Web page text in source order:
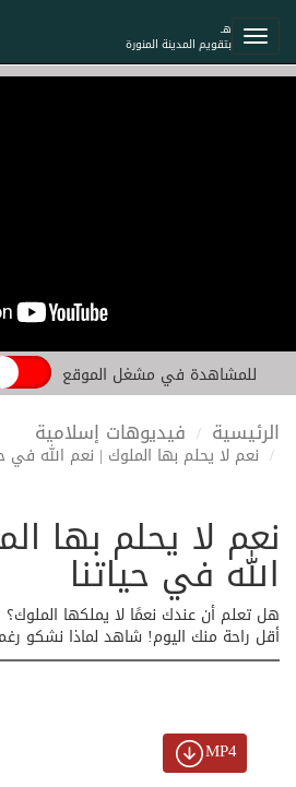
هـ
بتقويم المدينة المنورة
للمشاهدة في مشغل الموقع
الرئيسية فيديوهات إسلامية
نعم لا يحلم بها الملوك | نعم الله في
نعم لا يحلم بها
الله في حياتنا
هل تعلم أن عندك نعمًا لا يملكها
أقل راحة منك اليوم! شاهد لماذا نشكو
MP4